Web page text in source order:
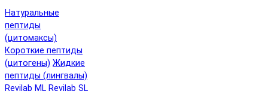
Натуральные
пептиды
(цитомаксы)
Короткие пептиды
(цитогены) Жидкие
пептиды (лингвалы)
Revilab ML Revilab SL